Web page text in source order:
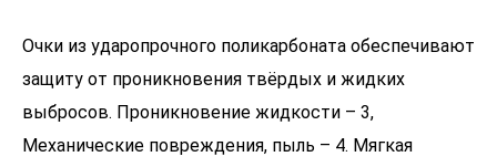
Очки из ударопрочного поликарбоната обеспечивают
защиту от проникновения твёрдых и жидких
выбросов. Проникновение жидкости – 3,
Механические повреждения, пыль – 4. Мягкая